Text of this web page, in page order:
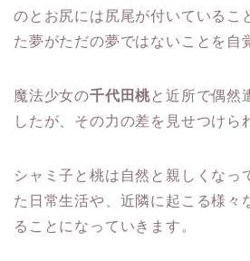
のとお尻には尻尾が付いているこ
た夢がただの夢ではないことを自
魔法少女の千代田桃と近所で偶然
したが、その力の差を見せつけら
シャミ子と桃は自然と親しくなっ
た日常生活や、近隣に起こる様々
ることになっていきます。